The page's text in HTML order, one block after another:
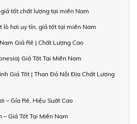
tốt chất lượng tại miền Nam
lò hơi uy tín, giá tốt tại miền Nam
Giá Rẻ | Chất Lượng Cao
Giá Tốt Tại Miền Nam
Giá Tốt | Than Đá Nội Địa Chất Lượng
– Gía Rẻ, Hiệu Suất Cao
– Giá Tốt Tại Miền Nam